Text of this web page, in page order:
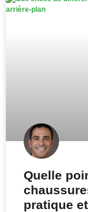
Quelle
pratique